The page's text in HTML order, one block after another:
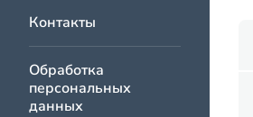
Контакты
Обработка
персональных
данных